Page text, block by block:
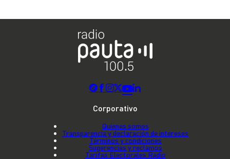
Corporativo
Quienes somos
Transparencia y declaración de intereses
Términos y condiciones
Sugerencias y reclamos
Tarifas Electorales Radio